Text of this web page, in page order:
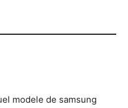
modele de samsung